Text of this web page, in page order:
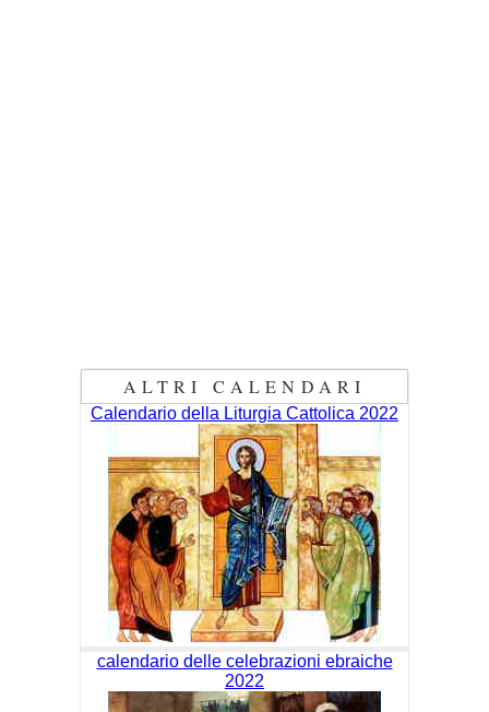
ALTRI CALENDARI
Calendario della Liturgia Cattolica 2022
calendario delle celebrazioni ebraiche
2022